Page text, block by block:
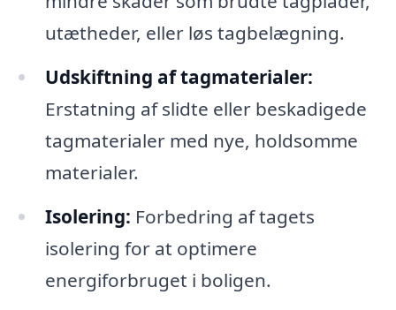
utætheder, eller løs tagbelægning.
Udskiftning af tagmaterialer:
Erstatning af slidte eller beskadigede
tagmaterialer med nye, holdsomme
materialer.
Isolering: Forbedring af tagets
isolering for at optimere
energiforbruget i boligen.